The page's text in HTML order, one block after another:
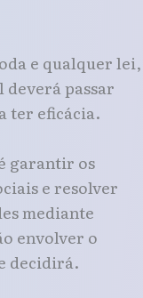
e qualquer lei,
passar
ter eficácia.
garantir os
e resolver
mediante
envolver o
decidirá.